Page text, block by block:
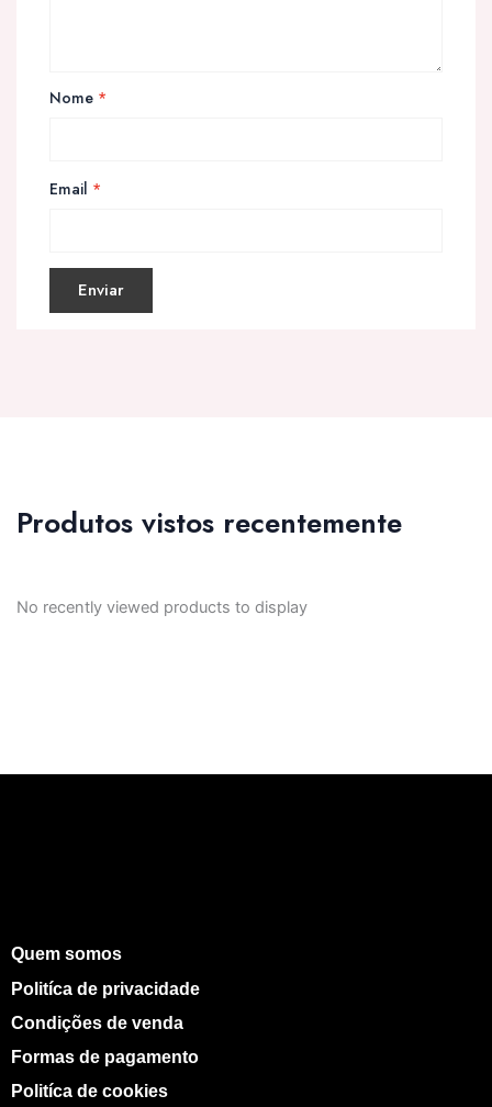
Nome *
Email *
Produtos vistos recentemente
No recently viewed products to display
Quem somos
Politíca de privacidade
Condições de venda
Formas de pagamento
Politíca de cookies